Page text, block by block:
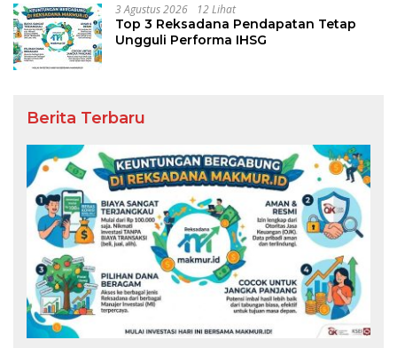
3 Agustus 2026 12 Lihat
Top 3 Reksadana Pendapatan Tetap
Ungguli Performa IHSG
Berita Terbaru